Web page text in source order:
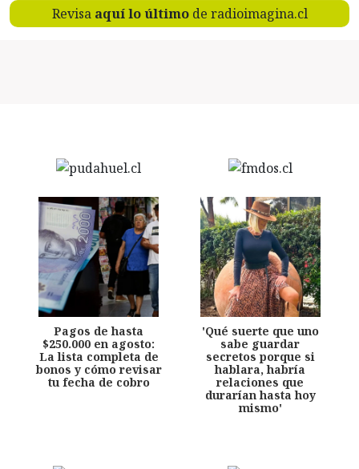
Revisa aquí lo últimode radioimagina.cl
Pagos de hasta
$250.000 en agosto:
La lista completa de
bonos y cómo revisar
tu fecha de cobro
'Qué suerte que uno
sabe guardar
secretos porque si
hablara, habría
relaciones que
durarían hasta hoy
mismo'